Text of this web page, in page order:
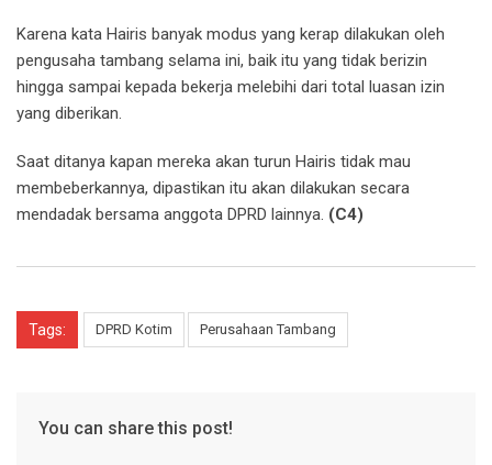
Karena kata Hairis banyak modus yang kerap dilakukan oleh
pengusaha tambang selama ini, baik itu yang tidak berizin
hingga sampai kepada bekerja melebihi dari total luasan izin
yang diberikan.
Saat ditanya kapan mereka akan turun Hairis tidak mau
membeberkannya, dipastikan itu akan dilakukan secara
mendadak bersama anggota DPRD lainnya. (C4)
Tags: DPRD Kotim Perusahaan Tambang
You can share this post!